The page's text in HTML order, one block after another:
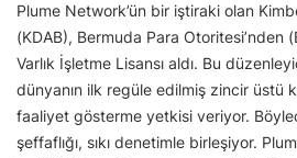
Plume Network’ün bir iştiraki olan
(KDAB), Bermuda Para Otoritesi’nden
Varlık İşletme Lisansı aldı. Bu
dünyanın ilk regüle edilmiş zincir üstü
faaliyet gösterme yetkisi veriyor.
şeffaflığı, sıkı denetimle birleşiyor.